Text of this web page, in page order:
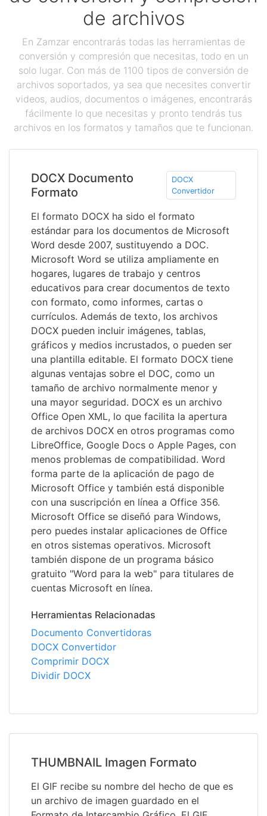
de archivos
En Zamzar encontrarás todas las herramientas de
conversión y compresión que necesitas, todo en un
solo lugar. Con más de 1100 tipos de conversión de
archivos soportados, ya sea que necesites convertir
videos, audios, documentos o imágenes, encontrarás
fácilmente lo que necesitas y pronto tendrás tus
archivos en los formatos y tamaños que te funcionan.
DOCX Documento
Formato
DOCX
Convertidor
El formato DOCX ha sido el formato
estándar para los documentos de Microsoft
Word desde 2007, sustituyendo a DOC.
Microsoft Word se utiliza ampliamente en
hogares, lugares de trabajo y centros
educativos para crear documentos de texto
con formato, como informes, cartas o
currículos. Además de texto, los archivos
DOCX pueden incluir imágenes, tablas,
gráficos y medios incrustados, o pueden ser
una plantilla editable. El formato DOCX tiene
algunas ventajas sobre el DOC, como un
tamaño de archivo normalmente menor y
una mayor seguridad. DOCX es un archivo
Office Open XML, lo que facilita la apertura
de archivos DOCX en otros programas como
LibreOffice, Google Docs o Apple Pages, con
menos problemas de compatibilidad. Word
forma parte de la aplicación de pago de
Microsoft Office y también está disponible
con una suscripción en línea a Office 356.
Microsoft Office se diseñó para Windows,
pero puedes instalar aplicaciones de Office
en otros sistemas operativos. Microsoft
también dispone de un programa básico
gratuito "Word para la web" para titulares de
cuentas Microsoft en línea.
Herramientas Relacionadas
Documento Convertidoras
DOCX Convertidor
Comprimir DOCX
Dividir DOCX
THUMBNAIL Imagen Formato
El GIF recibe su nombre del hecho de que es
un archivo de imagen guardado en el